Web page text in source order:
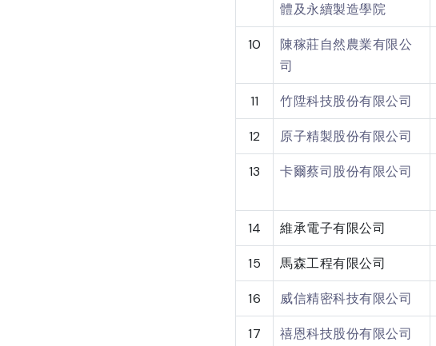
體及永續製造學院
10
陳稼莊自然農業有限公
司
11 竹陞科技股份有限公司
12 原子精製股份有限公司
13 卡爾蔡司股份有限公司
14 維承電子有限公司
15 馬森工程有限公司
16 威信精密科技有限公司
17 禧恩科技股份有限公司